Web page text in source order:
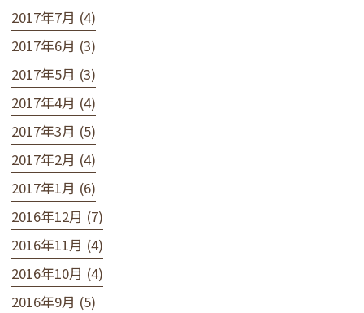
2017年7月 (4)
2017年6月 (3)
2017年5月 (3)
2017年4月 (4)
2017年3月 (5)
2017年2月 (4)
2017年1月 (6)
2016年12月 (7)
2016年11月 (4)
2016年10月 (4)
2016年9月 (5)